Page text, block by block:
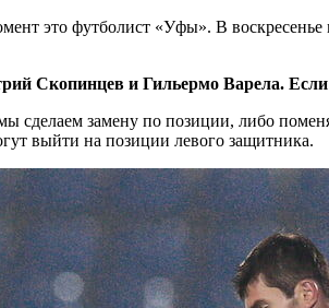
это футболист «Уфы». В воскресенье
Скопинцев и Гильермо Варела.
замену по позиции, либо
выйти на позиции левого защитника.